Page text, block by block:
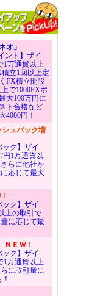
オ」
ント】ザイ
1万通貨以上
立1回以上定
FX積立開設
で1000FXポ
大100万円に
ト合格など
4000円！
シュバック増
ック】ザイ
円1万通貨以
らに他社か
応じて最大
ック】ザイ
上の取引で
に応じて最
ＮＥＷ！
ック】ザイ
1万通貨以上
に取引量に